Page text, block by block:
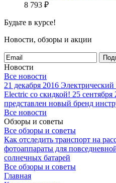
8 793 ₽
Будьте в курсе!
Новости, обзоры и акции
Новости
Все новости
21 декабря 2016 Электрический
Electric со скидкой! 25 сентября
представлен новый бренд
Все новости
Обзоры и советы
Все обзоры и советы
Как отследить транспорт на
фотоаппараты для
солнечных батарей
Все обзоры и советы
Главная